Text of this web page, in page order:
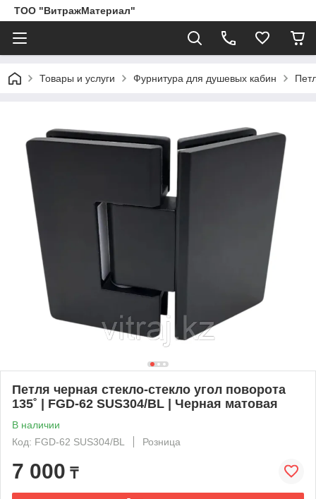
ТОО "ВитражМатериал"
Товары и услуги Фурнитура для душевых кабин
Петля черная стекло-стекло угол поворота
135˚ | FGD-62 SUS304/BL | Черная матовая
В наличии
Код: FGD-62 SUS304/BL
Розница
7 000 ₸